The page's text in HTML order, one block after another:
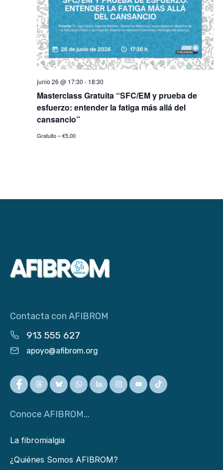
junio 26 @ 17:30 - 18:30
Masterclass Gratuita “SFC/EM y prueba de
esfuerzo: entender la fatiga más allá del
cansancio”
Gratuito – €5,00
Contacta con AFIBROM
913 555 627
apoyo@afibrom.org
Conoce AFIBROM...
La fibromialgia
¿Quiénes Somos AFIBROM?